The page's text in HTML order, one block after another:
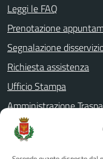
Leggi le FAQ
Prenotazione
Segnalazione
Richiesta assistenza
Ufficio Stampa
Amministrazione
Albo pretorio
Informativa privacy